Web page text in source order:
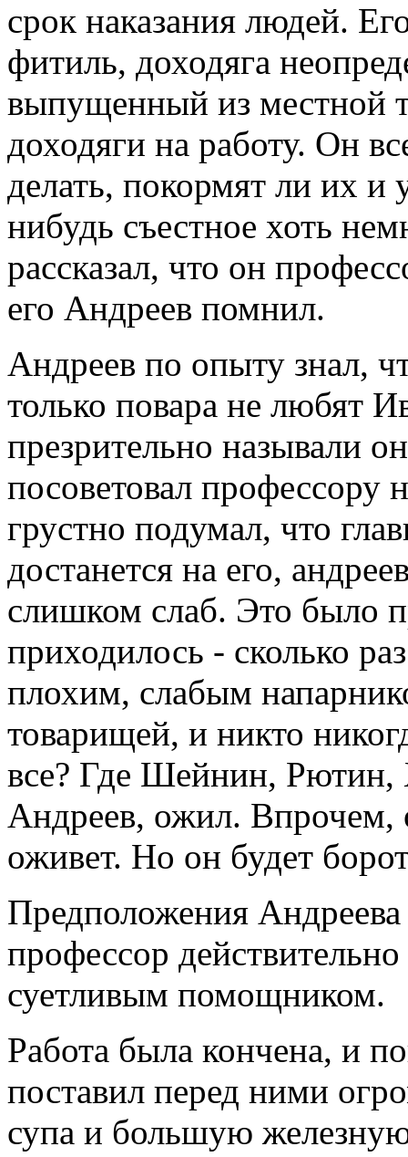
срок наказания людей.
фитиль, доходяга
выпущенный из местной
доходяги на работу. Он
делать, покормят ли их и
нибудь съестное хоть
рассказал, что он
его Андреев помнил.
Андреев по опыту знал,
только повара не любят
презрительно называли
посоветовал профессору
грустно подумал, что
достанется на его,
слишком слаб. Это было
приходилось - сколько
плохим, слабым
товарищей, и никто
все? Где Шейнин, Рютин,
Андреев, ожил. Впрочем,
оживет. Но он будет
Предположения
профессор
суетливым помощником.
Работа была кончена, и
поставил перед ними
супа и большую